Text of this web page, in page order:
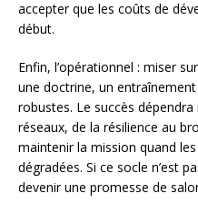
accepter que les coûts de
début.
Enfin, l’opérationnel : miser
une doctrine, un
robustes. Le succès
réseaux, de la résilience au
maintenir la mission quand
dégradées. Si ce socle n’est
devenir une promesse de